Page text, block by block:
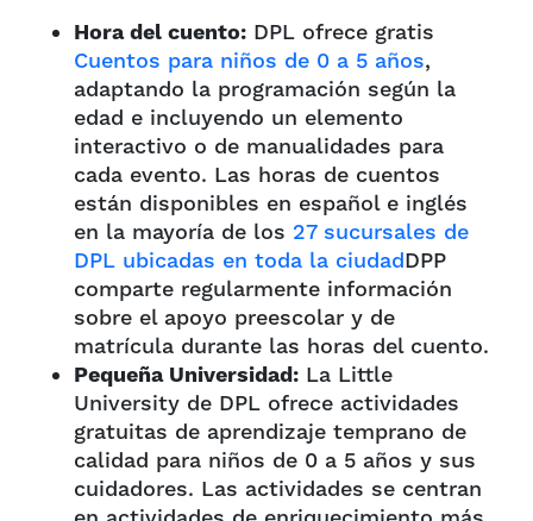
Hora del cuento: DPL ofrece gratis
Cuentos para niños de 0 a 5 años,
adaptando la programación según la
edad e incluyendo un elemento
interactivo o de manualidades para
cada evento. Las horas de cuentos
están disponibles en español e inglés
en la mayoría de los 27 sucursales de
DPL ubicadas en toda la ciudadDPP
comparte regularmente información
sobre el apoyo preescolar y de
matrícula durante las horas del cuento.
Pequeña Universidad: La Little
University de DPL ofrece actividades
gratuitas de aprendizaje temprano de
calidad para niños de 0 a 5 años y sus
cuidadores. Las actividades se centran